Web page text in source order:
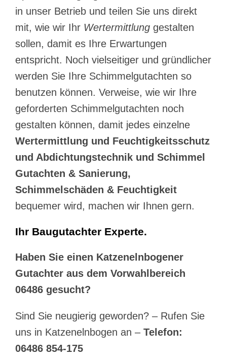
in unser Betrieb und teilen Sie uns direkt
mit, wie wir Ihr Wertermittlung gestalten
sollen, damit es Ihre Erwartungen
entspricht. Noch vielseitiger und gründlicher
werden Sie Ihre Schimmelgutachten so
benutzen können. Verweise, wie wir Ihre
geforderten Schimmelgutachten noch
gestalten können, damit jedes einzelne
Wertermittlung und Feuchtigkeitsschutz
und Abdichtungstechnik und Schimmel
Gutachten & Sanierung,
Schimmelschäden & Feuchtigkeit
bequemer wird, machen wir Ihnen gern.
Ihr Baugutachter Experte.
Haben Sie einen Katzenelnbogener
Gutachter aus dem Vorwahlbereich
06486 gesucht?
Sind Sie neugierig geworden? – Rufen Sie
uns in Katzenelnbogen an – Telefon:
06486 854-175